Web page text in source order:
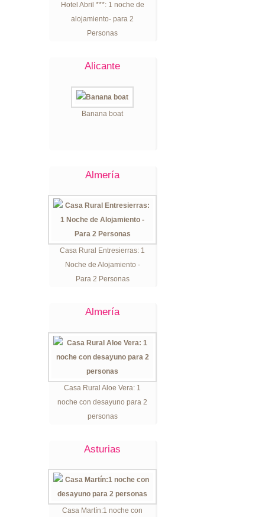
Hotel Abril ***: 1 noche de
alojamiento- para 2
Personas
Alicante
Banana boat
Almería
Casa Rural Entresierras: 1
Noche de Alojamiento -
Para 2 Personas
Almería
Casa Rural Aloe Vera: 1
noche con desayuno para 2
personas
Asturias
Casa Martín:1 noche con